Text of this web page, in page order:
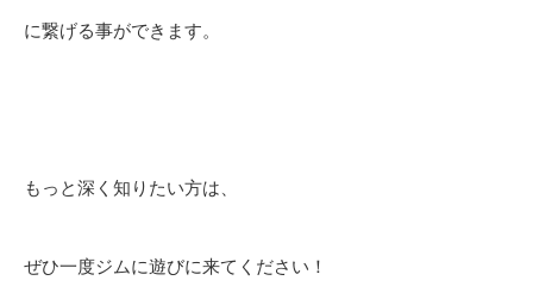
に繋げる事ができます。
もっと深く知りたい方は、
ぜひ一度ジムに遊びに来てください！